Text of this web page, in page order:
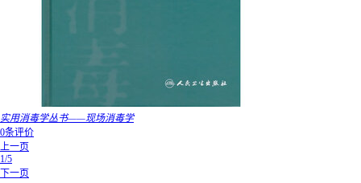
实用消毒学丛书——现场消毒学
0条评价
上一页
1/5
下一页